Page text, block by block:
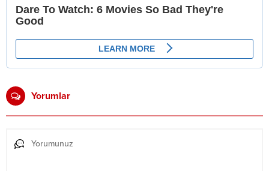
Yorumlar